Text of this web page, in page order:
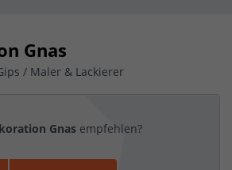
Gnas
/ Maler & Lackierer
Gnas empfehlen?